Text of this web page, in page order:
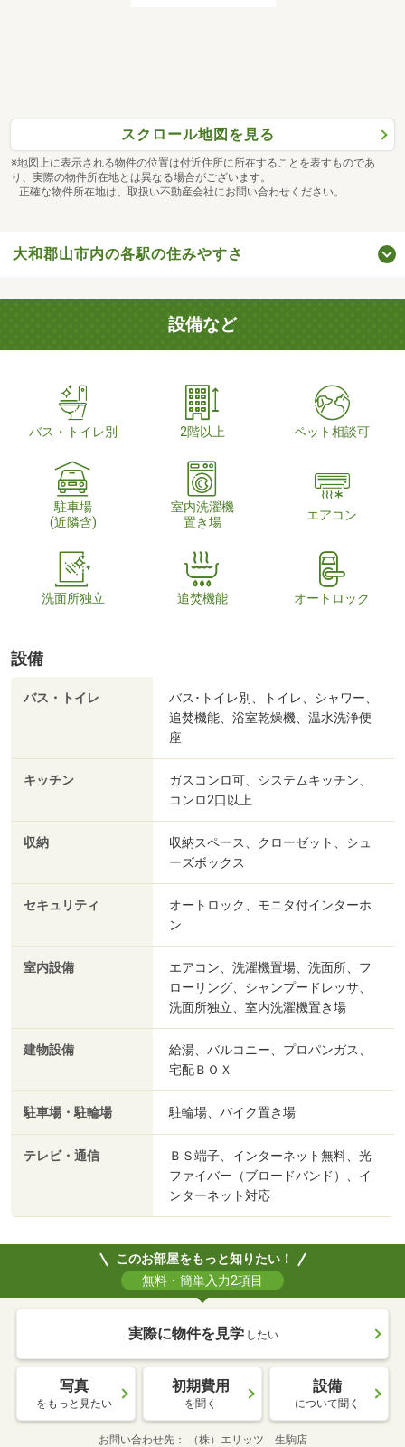
スクロール地図を見る
※地図上に表示される物件の位置は付近住所に所在することを表すものであ
り、実際の物件所在地とは異なる場合がございます。
正確な物件所在地は、取扱い不動産会社にお問い合わせください。
大和郡山市内の各駅の住みやすさ
設備など
バス・トイレ別 2階以上 ペット相談可
駐車場
(近隣含)
室内洗濯機
置き場
エアコン
洗面所独立 追焚機能 オートロック
設備
バス・トイレ
バス･トイレ別、トイレ、シャワー、
追焚機能、浴室乾燥機、温水洗浄便
座
キッチン
ガスコンロ可、システムキッチン、
コンロ2口以上
収納
収納スペース、クローゼット、シュ
ーズボックス
セキュリティ
オートロック、モニタ付インターホ
ン
室内設備
エアコン、洗濯機置場、洗面所、フ
ローリング、シャンプードレッサ、
洗面所独立、室内洗濯機置き場
建物設備
給湯、バルコニー、プロパンガス、
宅配ＢＯＸ
駐車場・駐輪場 駐輪場、バイク置き場
テレビ・通信
ＢＳ端子、インターネット無料、光
ファイバー（ブロードバンド）、イ
ンターネット対応
このお部屋をもっと知りたい！
無料・簡単入力2項目
実際に物件を見学 したい
写真
をもっと見たい
初期費用
を聞く
設備
について聞く
お問い合わせ先 （株）エリッツ 生駒店